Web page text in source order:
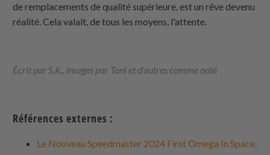
de remplacements de qualité supérieure, est un rêve devenu
réalité. Cela valait, de tous les moyens, l'attente.
Écrit par S.K., images par Toni et d'autres comme noté
Références externes :
Le Nouveau Speedmaster 2024 First Omega In Space,